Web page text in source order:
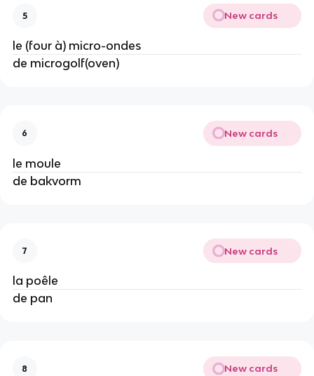
5 New cards
le (four à) micro-ondes
de microgolf(oven)
6 New cards
le moule
de bakvorm
7 New cards
la poêle
de pan
8 New cards